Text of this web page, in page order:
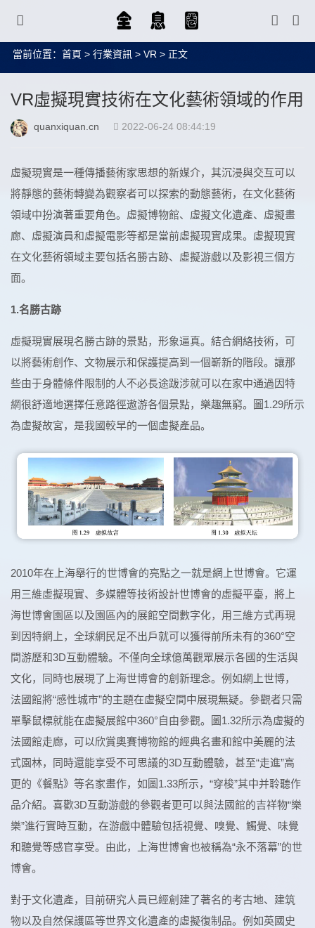
當前位置： 首頁 > 行業資訊 > VR > 正文
VR虛擬現實技術在文化藝術領域的作用
quanxiquan.cn 2022-06-24 08:44:19
虛擬現實是一種傳播藝術家思想的新媒介，其沉浸與交互可以
將靜態的藝術轉變為觀察者可以探索的動態藝術，在文化藝術
領域中扮演著重要角色。虛擬博物館、虛擬文化遺產、虛擬畫
廊、虛擬演員和虛擬電影等都是當前虛擬現實成果。虛擬現實
在文化藝術領域主要包括名勝古跡、虛擬游戲以及影視三個方
面。
1.名勝古跡
虛擬現實展現名勝古跡的景點，形象逼真。結合網絡技術，可
以將藝術創作、文物展示和保護提高到一個嶄新的階段。讓那
些由于身體條件限制的人不必長途跋涉就可以在家中通過因特
網很舒適地選擇任意路徑遨游各個景點，樂趣無窮。圖1.29所示
為虛擬故宮，是我國較早的一個虛擬產品。
2010年在上海舉行的世博會的亮點之一就是網上世博會。它運
用三維虛擬現實、多媒體等技術設計世博會的虛擬平臺，將上
海世博會園區以及園區內的展館空間數字化，用三維方式再現
到因特網上，全球網民足不出戶就可以獲得前所未有的360°空
間游歷和3D互動體驗。不僅向全球億萬觀眾展示各國的生活與
文化，同時也展現了上海世博會的創新理念。例如網上世博，
法國館將“感性城市”的主題在虛擬空間中展現無疑。參觀者只需
單擊鼠標就能在虛擬展館中360°自由參觀。圖1.32所示為虛擬的
法國館走廊，可以欣賞奧賽博物館的經典名畫和館中美麗的法
式園林，同時還能享受不可思議的3D互動體驗，甚至“走進”高
更的《餐點》等名家畫作，如圖1.33所示，“穿梭”其中并聆聽作
品介紹。喜歡3D互動游戲的參觀者更可以與法國館的吉祥物“樂
樂”進行實時互動，在游戲中體驗包括視覺、嗅覺、觸覺、味覺
和聽覺等感官享受。由此，上海世博會也被稱為“永不落幕”的世
博會。
對于文化遺產，目前研究人員已經創建了著名的考古地、建筑
物以及自然保護區等世界文化遺產的虛擬復制品。例如英國史